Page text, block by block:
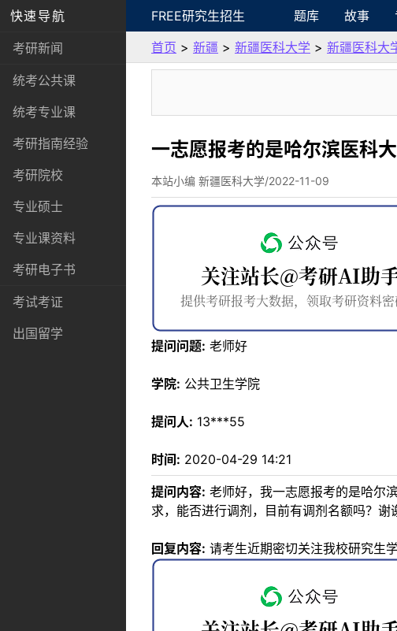
快速导航
考研新闻
统考公共课
统考专业课
考研指南经验
考研院校
专业硕士
专业课资料
考研电子书
考试考证
出国留学
FREE研究生招生 题库 故事
首页 > 新疆 > 新疆医科大学 > 新疆医科大
一志愿报考的是哈尔滨医科
本站小编 新疆医科大学/2022-11-09
提问问题: 老师好
学院: 公共卫生学院
提问人: 13***55
时间: 2020-04-29 14:21
提问内容: 老师好，我一志愿报考的是哈尔
求，能否进行调剂，目前有调剂名额吗？谢
回复内容: 请考生近期密切关注我校研究生